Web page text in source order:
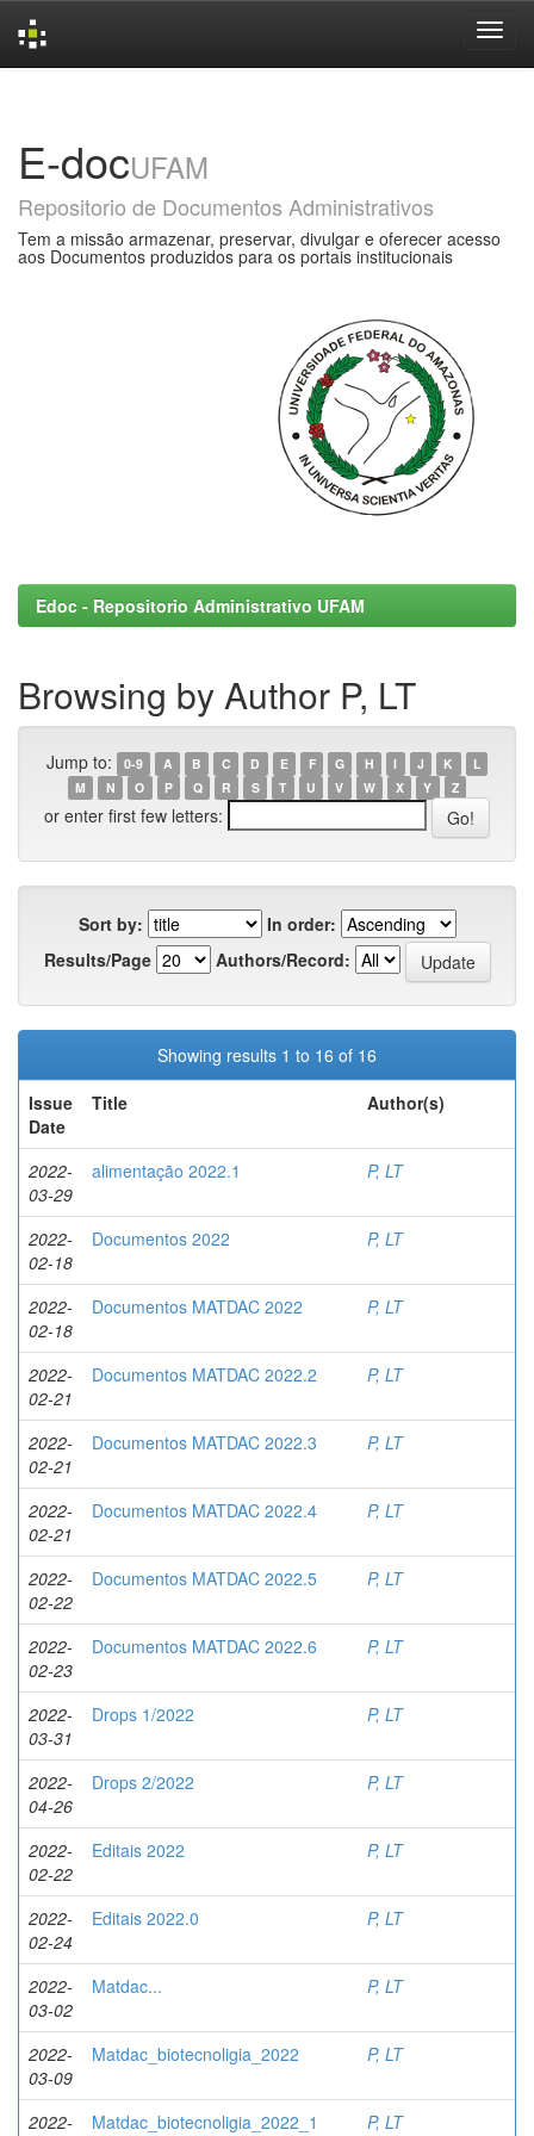
E-docUFAM
Repositorio de Documentos Administrativos
Tem a missão armazenar, preservar, divulgar e oferecer acesso
aos Documentos produzidos para os portais institucionais
Edoc - Repositorio Administrativo UFAM
Browsing by Author P, LT
Jump to: 0-9 A B C D E F G H I J K
L
M
N O P Q R S T U V W X Y Z
or enter first few letters:
Sort by:
In order:
Results/Page
Authors/Record:
Showing results 1 to 16 of 16
Issue
Date
Title Author(s)
2022-
03-29
alimentação 2022.1 P, LT
2022-
02-18
Documentos 2022 P, LT
2022-
02-18
Documentos MATDAC 2022 P, LT
2022-
02-21
Documentos MATDAC 2022.2 P, LT
2022-
02-21
Documentos MATDAC 2022.3 P, LT
2022-
02-21
Documentos MATDAC 2022.4 P, LT
2022-
02-22
Documentos MATDAC 2022.5 P, LT
2022-
02-23
Documentos MATDAC 2022.6 P, LT
2022-
03-31
Drops 1/2022 P, LT
2022-
04-26
Drops 2/2022 P, LT
2022-
02-22
Editais 2022 P, LT
2022-
02-24
Editais 2022.0 P, LT
2022-
03-02
Matdac... P, LT
2022-
03-09
Matdac_biotecnoligia_2022 P, LT
2022-
Matdac_biotecnoligia_2022_1 P, LT